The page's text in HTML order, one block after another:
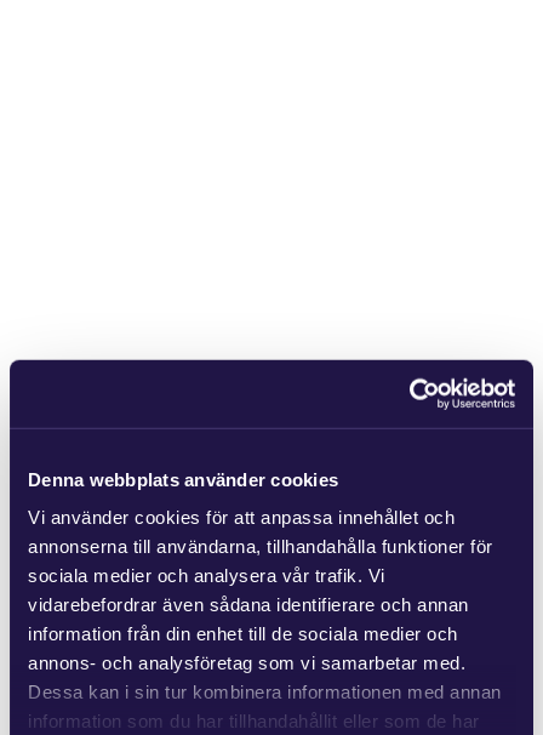
Denna webbplats använder cookies
Vi använder cookies för att anpassa innehållet och
annonserna till användarna, tillhandahålla funktioner för
sociala medier och analysera vår trafik. Vi
vidarebefordrar även sådana identifierare och annan
information från din enhet till de sociala medier och
annons- och analysföretag som vi samarbetar med.
Dessa kan i sin tur kombinera informationen med annan
information som du har tillhandahållit eller som de har